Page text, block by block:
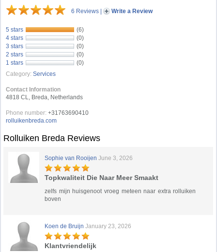
6 Reviews | Write a Review
5 stars
(6)
4 stars
(0)
3 stars
(0)
2 stars
(0)
1 stars
(0)
Category: Services
Contact Information
4818 CL, Breda, Netherlands
Phone number: +31763690410
rolluikenbreda.com
Rolluiken Breda Reviews
Sophie van Rooijen June 3, 2026
Topkwaliteit Die Naar Meer Smaakt
zelfs mijn huisgenoot vroeg meteen naar extra rolluiken
boven
Koen de Bruijn January 23, 2026
Klantvriendelijk